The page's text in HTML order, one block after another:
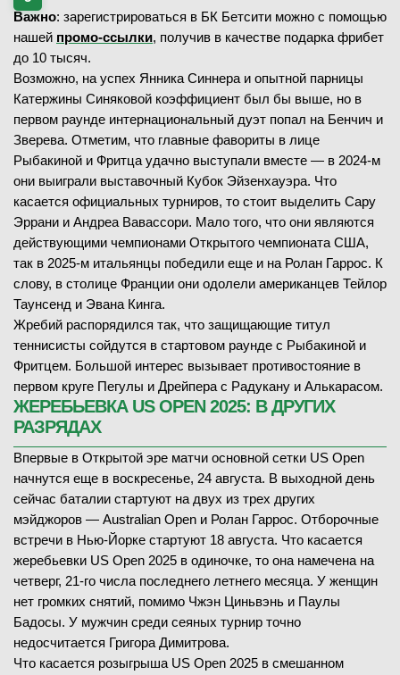
Важно: зарегистрироваться в БК Бетсити можно с помощью
нашей промо-ссылки, получив в качестве подарка фрибет
до 10 тысяч.
Возможно, на успех Янника Синнера и опытной парницы
Катержины Синяковой коэффициент был бы выше, но в
первом раунде интернациональный дуэт попал на Бенчич и
Зверева. Отметим, что главные фавориты в лице
Рыбакиной и Фритца удачно выступали вместе — в 2024-м
они выиграли выставочный Кубок Эйзенхауэра. Что
касается официальных турниров, то стоит выделить Сару
Эррани и Андреа Вавассори. Мало того, что они являются
действующими чемпионами Открытого чемпионата США,
так в 2025-м итальянцы победили еще и на Ролан Гаррос. К
слову, в столице Франции они одолели американцев Тейлор
Таунсенд и Эвана Кинга.
Жребий распорядился так, что защищающие титул
теннисисты сойдутся в стартовом раунде с Рыбакиной и
Фритцем. Большой интерес вызывает противостояние в
первом круге Пегулы и Дрейпера с Радукану и Алькарасом.
ЖЕРЕБЬЕВКА US OPEN 2025: В ДРУГИХ
РАЗРЯДАХ
Впервые в Открытой эре матчи основной сетки US Open
начнутся еще в воскресенье, 24 августа. В выходной день
сейчас баталии стартуют на двух из трех других
мэйджоров — Australian Open и Ролан Гаррос. Отборочные
встречи в Нью-Йорке стартуют 18 августа. Что касается
жеребьевки US Open 2025 в одиночке, то она намечена на
четверг, 21-го числа последнего летнего месяца. У женщин
нет громких снятий, помимо Чжэн Циньвэнь и Паулы
Бадосы. У мужчин среди сеяных турнир точно
недосчитается Григора Димитрова.
Что касается розыгрыша US Open 2025 в смешанном